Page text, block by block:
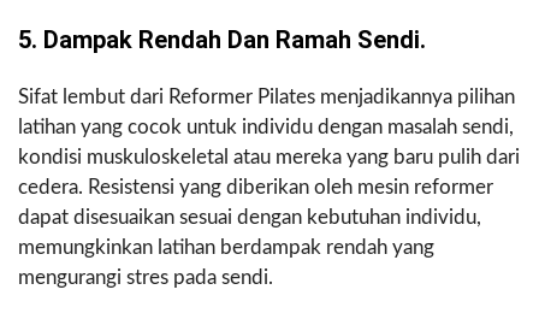
5. Dampak Rendah Dan Ramah Sendi.
Sifat lembut dari Reformer Pilates menjadikannya pilihan
latihan yang cocok untuk individu dengan masalah sendi,
kondisi muskuloskeletal atau mereka yang baru pulih dari
cedera. Resistensi yang diberikan oleh mesin reformer
dapat disesuaikan sesuai dengan kebutuhan individu,
memungkinkan latihan berdampak rendah yang
mengurangi stres pada sendi.